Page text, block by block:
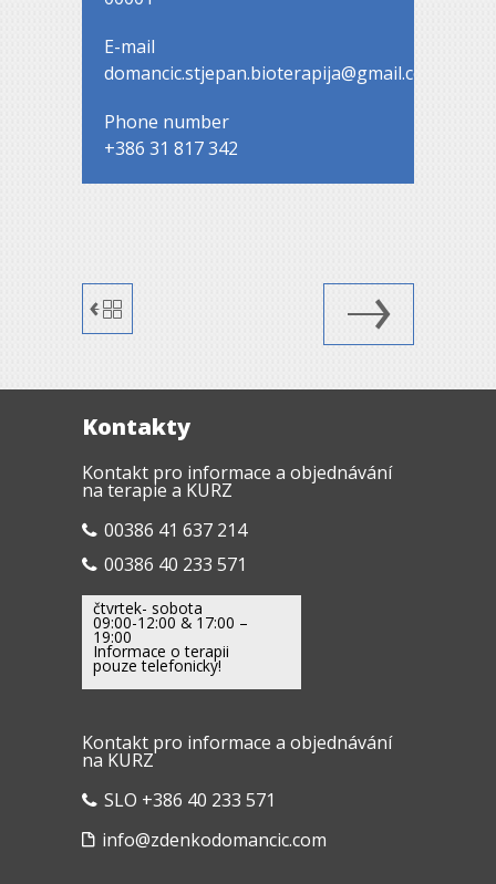
E-mail
domancic.stjepan.bioterapija@gmail.com
Phone number
+386 31 817 342
Kontakty
Kontakt pro informace a objednávání
na terapie a KURZ
00386 41 637 214
00386 40 233 571
čtvrtek- sobota
09:00-12:00 & 17:00 –
19:00
Informace o terapii
pouze telefonicky!
Kontakt pro informace a objednávání
na KURZ
SLO +386 40 233 571
info@zdenkodomancic.com